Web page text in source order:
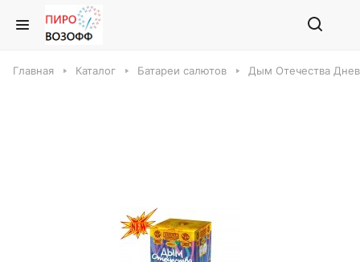
Главная Каталог Батареи салютов Дым Отечества